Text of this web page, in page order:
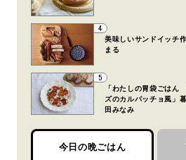
4
美味しいサンドイッチ
まる
5
「わたしの胃袋ごは
ズのカルパッチョ風」
田みなみ
今日の晩ごはん